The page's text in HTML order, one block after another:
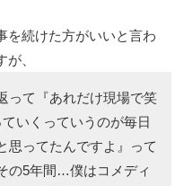
を続けた方がいいと言わ
、
って『あれだけ現場で笑
いくっていうのが毎日
思ってたんですよ』って
の5年間…僕はコメディ